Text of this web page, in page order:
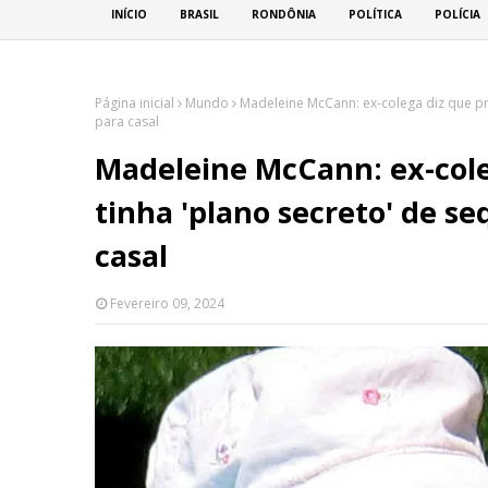
INÍCIO BRASIL RONDÔNIA POLÍTICA POLÍCIA
Página inicial Mundo
Madeleine McCann: ex-colega diz que
para casal
Madeleine McCann: ex-
tinha 'plano secreto' de
casal
Fevereiro 09, 2024